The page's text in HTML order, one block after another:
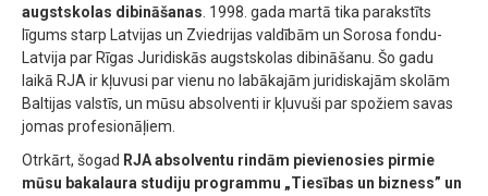
augstskolas dibināšanas . 1998. gada martā tika parakstīts
līgums starp Latvijas un Zviedrijas valdībām un Sorosa fondu-
Latvija par Rīgas Juridiskās augstskolas dibināšanu. Šo gadu
laikā RJA ir kļuvusi par vienu no labākajām juridiskajām skolām
Baltijas valstīs, un mūsu absolventi ir kļuvuši par spožiem savas
jomas profesionāļiem.
Otrkārt, šogad RJA absolventu rindām pievienosies pirmie
mūsu bakalaura studiju programmu „Tiesības un bizness” un